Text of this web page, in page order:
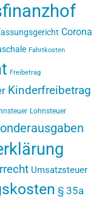
Corona
Fahrtkosten
Freibetrag
Kinderfreibetrag
Lohnsteuer
Umsatzsteuer
§ 35a